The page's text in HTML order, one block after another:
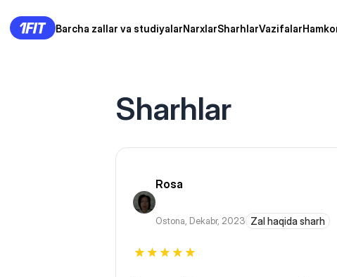
Barcha zallar va studiyalarNarxlarSharhlarVazifalar
Sharhlar
Rosa
Ostona, Dekabr, 2023 Zal haqida sharh